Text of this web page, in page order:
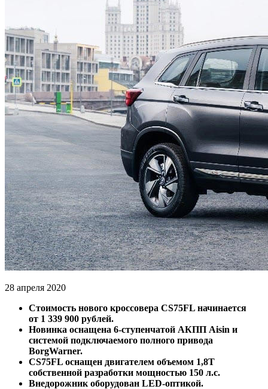
28 апреля 2020
Стоимость нового кроссовера CS75FL начинается
от 1 339 900 рублей.
Новинка оснащена 6-ступенчатой АКПП Aisin и
системой подключаемого полного привода
BorgWarner.
CS75FL оснащен двигателем объемом 1,8T
собственной разработки мощностью 150 л.с.
Внедорожник оборудован LED-оптикой.